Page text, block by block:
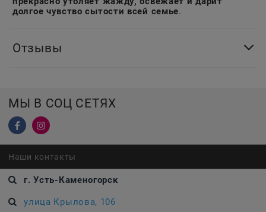
долгое чувство сытости всей семье.
Отзывы
МЫ В СОЦ СЕТЯХ
Наши контакты
г. Усть-Каменогорск
улица Крылова, 106